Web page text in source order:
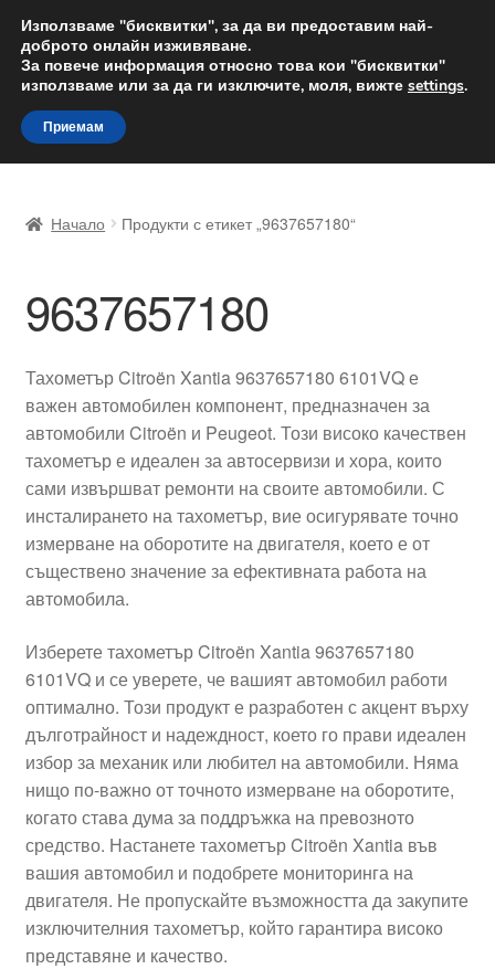
ДОСТАВКА от 12 лв.
Доставка по целия свят
Skip
to
navigation
Skip
to
content
Доставка по целия свят
Жалби
Количка
Контакт
Моята сметка
Плащанията
Политика за поверителност
Правила и условия
Процедура за рекламации
Разгледайте
Транспорт
Начало Продукти с етикет „9637657180“
9637657180
Тахометър Citroën Xantia 9637657180 6101VQ е
важен автомобилен компонент, предназначен за
автомобили Citroën и Peugeot. Този високо качествен
тахометър е идеален за автосервизи и хора, които
сами извършват ремонти на своите автомобили. С
инсталирането на тахометър, вие осигурявате точно
измерване на оборотите на двигателя, което е от
съществено значение за ефективната работа на
автомобила.
Изберете тахометър Citroën Xantia 9637657180
6101VQ и се уверете, че вашият автомобил работи
оптимално. Този продукт е разработен с акцент върху
дълготрайност и надеждност, което го прави идеален
избор за механик или любител на автомобили. Няма
нищо по-важно от точното измерване на оборотите,
когато става дума за поддръжка на превозното
средство. Настанете тахометър Citroën Xantia във
вашия автомобил и подобрете мониторинга на
двигателя. Не пропускайте възможността да закупите
изключителния тахометър, който гарантира високо
представяне и качество.
Използваме "бисквитки", за да ви предоставим най-
доброто онлайн изживяване.
За повече информация относно това кои "бисквитки"
използваме или за да ги изключите, моля, вижте settings.
Приемам